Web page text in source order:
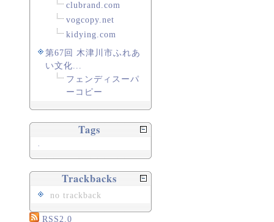
clubrand.com
vogcopy.net
kidying.com
第67回 木津川市ふれあ
い文化...
フェンディスーパ
ーコピー
Tags
Trackbacks
no trackback
RSS2.0